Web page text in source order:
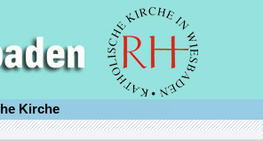
Kirche